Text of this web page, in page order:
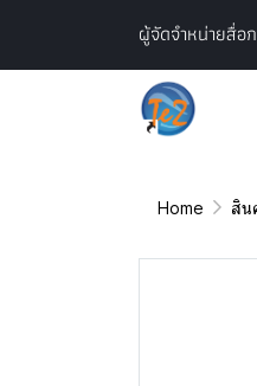
ผู้จัดจำหน่ายสื่อ
Home สิน